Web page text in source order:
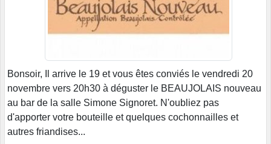
Bonsoir, Il arrive le 19 et vous êtes conviés le vendredi 20
novembre vers 20h30 à déguster le BEAUJOLAIS nouveau
au bar de la salle Simone Signoret. N'oubliez pas
d'apporter votre bouteille et quelques cochonnailles et
autres friandises...